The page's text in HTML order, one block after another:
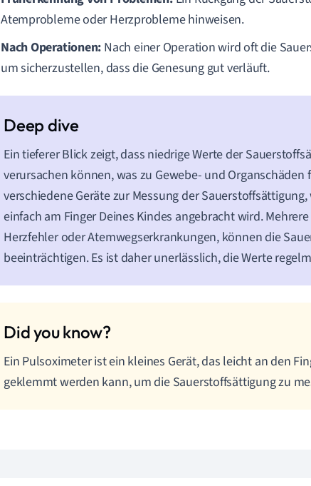
Atemprobleme oder Herzprobleme hinweisen.
Nach Operationen: Nach einer Operation wird oft die
um sicherzustellen, dass die Genesung gut verläuft.
Ein tieferer Blick zeigt, dass niedrige Werte der
verursachen können, was zu Gewebe- und Organschäden
verschiedene Geräte zur Messung der
einfach am Finger Deines Kindes angebracht wird.
Herzfehler oder Atemwegserkrankungen, können die
beeinträchtigen. Es ist daher unerlässlich, die Werte
Ein Pulsoximeter ist ein kleines Gerät, das leicht an den
geklemmt werden kann, um die Sauerstoffsättigung zu